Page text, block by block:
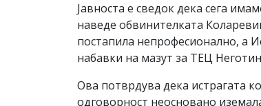
Јавноста е сведок дека сега
наведе обвинителката
постапила непрофесионално, а
набавки на мазут за ТЕЦ
Ова потврдува дека истрагата
одговорност неосновано